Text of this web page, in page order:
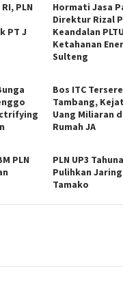
PLN
PT J
Hormati Jasa
Direktur Rizal
Keandalan
Ketahanan
Sulteng
Bos ITC
Tambang,
Uang Miliaran
Rumah JA
PLN
PLN UP3
Pulihkan
Tamako